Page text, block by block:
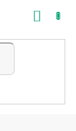
COŞ